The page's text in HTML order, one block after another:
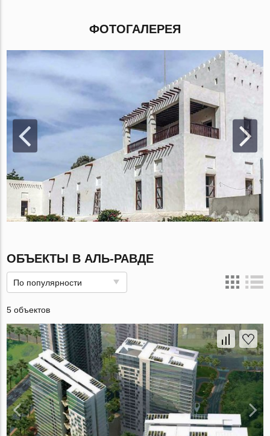
ФОТОГАЛЕРЕЯ
ОБЪЕКТЫ В АЛЬ-РАВДЕ
По популярности
5 объектов